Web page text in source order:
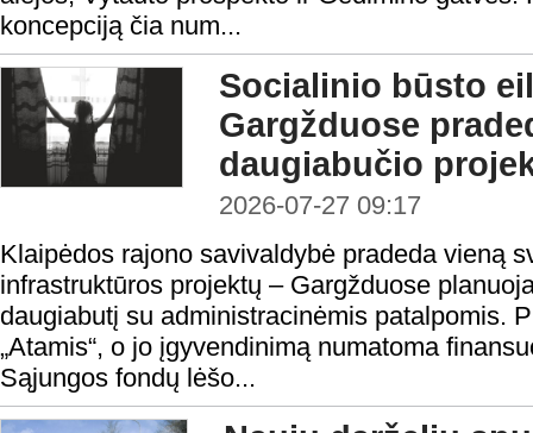
koncepciją čia num...
Socialinio būsto
Gargžduose
daugiabučio
2026-07-27 09:17
Klaipėdos rajono savivaldybė pradeda vieną
infrastruktūros projektų – Gargžduose
daugiabutį su administracinėmis patalpomis.
„Atamis“, o jo įgyvendinimą numatoma
Sąjungos fondų lėšo...